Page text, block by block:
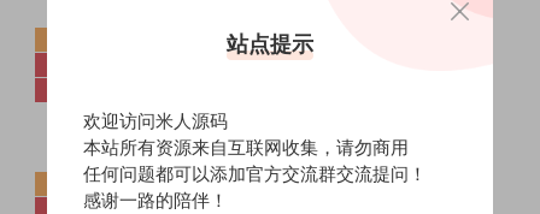
站点提示
欢迎访问米人源码
本站所有资源来自互联网收集，请勿商用
任何问题都可以添加官方交流群交流提问！
感谢一路的陪伴！